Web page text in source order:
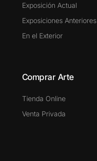
Exposición Actual
Exposiciones Anteriores
En el Exterior
Comprar Arte
Tienda Online
Venta Privada